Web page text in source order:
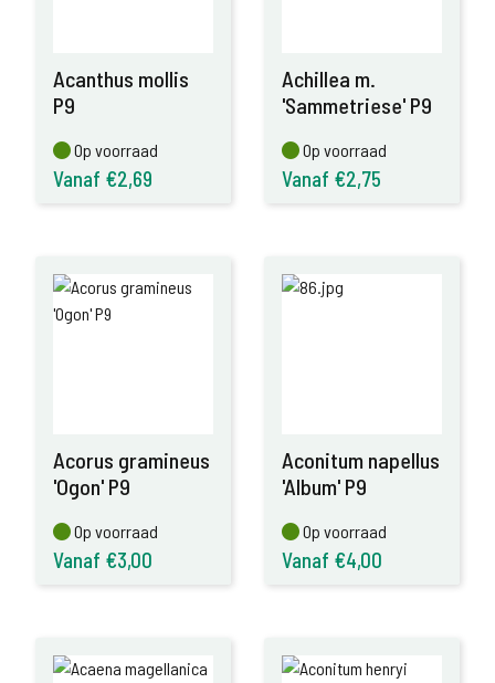
Acanthus mollis
P9
Op voorraad
Op voorraad
Vanaf €2,69
Achillea m.
'Sammetriese' P9
Op voorraad
Op voorraad
Vanaf €2,75
Acorus gramineus
'Ogon' P9
Op voorraad
Op voorraad
Vanaf €3,00
Aconitum napellus
'Album' P9
Op voorraad
Op voorraad
Vanaf €4,00